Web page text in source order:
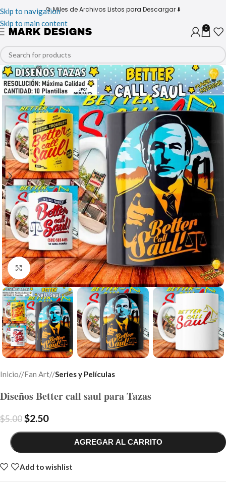
Skip to navigation
Skip to main content
📁 Miles de Archivos Listos para Descargar ⬇️
0
Click to enlarge
Inicio/ Fan Art/ Series y Películas
Diseños Better call saul para Tazas
$5.00$2.50
AGREGAR AL CARRITO
Add to wishlist